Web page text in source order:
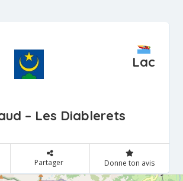
Lac
– Les Diablerets
Partager Donne ton avis